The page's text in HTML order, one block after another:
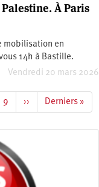
À Paris
mobilisation en
14h à Bastille.
Vendredi 20 mars 2026
Page
9
Page
suivante
››
Dernière
page
Derniers »